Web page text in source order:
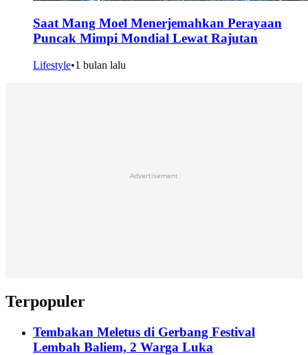
Saat Mang Moel Menerjemahkan Perayaan
Puncak Mimpi Mondial Lewat Rajutan
Lifestyle•1 bulan lalu
Advertisement
Terpopuler
Tembakan Meletus di Gerbang Festival
Lembah Baliem, 2 Warga Luka